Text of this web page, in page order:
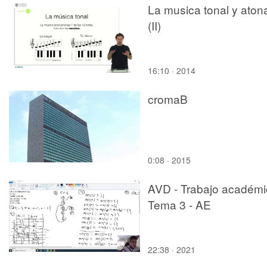
La musica tonal y
(II)
16:10 · 2014
cromaB
0:08 · 2015
AVD - Trabajo
Tema 3 - AE
22:38 · 2021